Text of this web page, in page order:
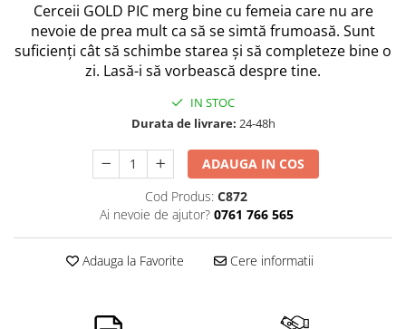
Cerceii GOLD PIC merg bine cu femeia care nu are
nevoie de prea mult ca să se simtă frumoasă. Sunt
suficienți cât să schimbe starea și să completeze bine o
zi. Lasă-i să vorbească despre tine.
IN STOC
Durata de livrare: 24-48h
ADAUGA IN COS
Cod Produs: C872
Ai nevoie de ajutor? 0761 766 565
Adauga la Favorite Cere informatii